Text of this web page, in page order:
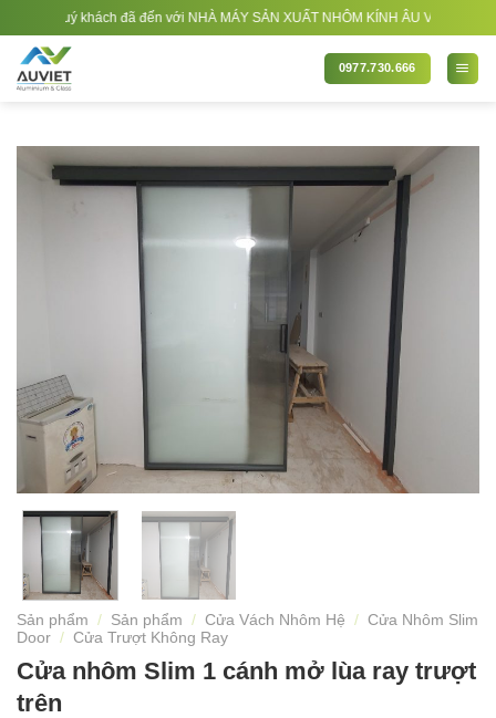
qua
nội
dung
quý khách đã đến với NHÀ MÁY SẢN XUẤT NHÔM KÍNH ÂU VIỆT. Nhà Sản
0977.730.666
Sản phẩm / Sản phẩm / Cửa Vách Nhôm Hệ / Cửa Nhôm Slim
Door / Cửa Trượt Không Ray
Cửa nhôm Slim 1 cánh mở lùa ray trượt
trên